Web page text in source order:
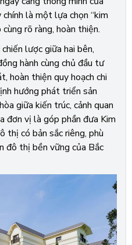
là một lựa chọn “kim
rõ ràng, hoàn thiện.
lược giữa hai bên,
hành cùng chủ đầu tư
hoàn thiện quy hoạch chi
hướng phát triển sản
giữa kiến trúc, cảnh quan
đơn vị là góp phần đưa Kim
có bản sắc riêng, phù
đô thị bền vững của Bắc